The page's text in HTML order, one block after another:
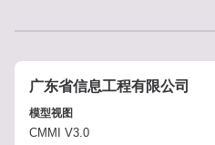
广东省信息工程有限公司
模型视图
CMMI V3.0